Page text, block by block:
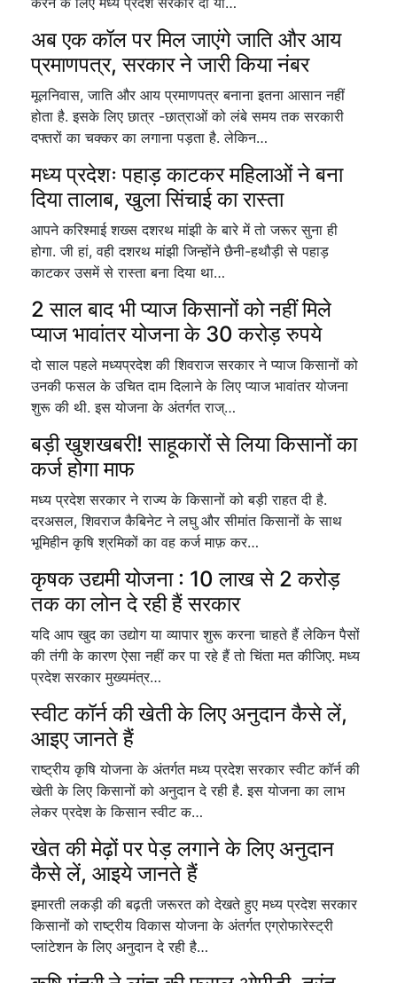
अब एक कॉल पर मिल जाएंगे जाति और आय
प्रमाणपत्र, सरकार ने जारी किया नंबर
मूलनिवास, जाति और आय प्रमाणपत्र बनाना इतना आसान नहीं
होता है. इसके लिए छात्र -छात्राओं को लंबे समय तक सरकारी
दफ्तरों का चक्कर का लगाना पड़ता है. लेकिन…
मध्य प्रदेशः पहाड़ काटकर महिलाओं ने बना
दिया तालाब, खुला सिंचाई का रास्ता
आपने करिश्माई शख्स दशरथ मांझी के बारे में तो जरूर सुना ही
होगा. जी हां, वही दशरथ मांझी जिन्होंने छैनी-हथौड़ी से पहाड़
काटकर उसमें से रास्ता बना दिया था…
2 साल बाद भी प्याज किसानों को नहीं मिले
प्याज भावांतर योजना के 30 करोड़ रुपये
दो साल पहले मध्यप्रदेश की शिवराज सरकार ने प्याज किसानों को
उनकी फसल के उचित दाम दिलाने के लिए प्याज भावांतर योजना
शुरू की थी. इस योजना के अंतर्गत राज्…
बड़ी खुशखबरी! साहूकारों से लिया किसानों का
कर्ज होगा माफ
मध्य प्रदेश सरकार ने राज्य के किसानों को बड़ी राहत दी है.
दरअसल, शिवराज कैबिनेट ने लघु और सीमांत किसानों के साथ
भूमिहीन कृषि श्रमिकों का वह कर्ज माफ़ कर…
कृषक उद्यमी योजना : 10 लाख से 2 करोड़
तक का लोन दे रही हैं सरकार
यदि आप खुद का उद्योग या व्यापार शुरू करना चाहते हैं लेकिन पैसों
की तंगी के कारण ऐसा नहीं कर पा रहे हैं तो चिंता मत कीजिए. मध्य
प्रदेश सरकार मुख्यमंत्र…
स्वीट कॉर्न की खेती के लिए अनुदान कैसे लें,
आइए जानते हैं
राष्ट्रीय कृषि योजना के अंतर्गत मध्य प्रदेश सरकार स्वीट कॉर्न की
खेती के लिए किसानों को अनुदान दे रही है. इस योजना का लाभ
लेकर प्रदेश के किसान स्वीट क…
खेत की मेढ़ों पर पेड़ लगाने के लिए अनुदान
कैसे लें, आइये जानते हैं
इमारती लकड़ी की बढ़ती जरूरत को देखते हुए मध्य प्रदेश सरकार
किसानों को राष्ट्रीय विकास योजना के अंतर्गत एग्रोफारेस्ट्री
प्लांटेशन के लिए अनुदान दे रही है…